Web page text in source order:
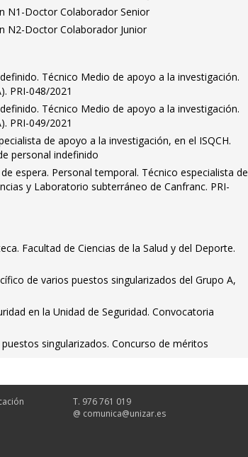
N1-Doctor Colaborador Senior
N2-Doctor Colaborador Junior
Técnico Medio de apoyo a la investigación.
PRI-048/2021
Técnico Medio de apoyo a la investigación.
PRI-049/2021
de apoyo a la investigación, en el ISQCH.
personal indefinido
espera. Personal temporal. Técnico especialista de
y Laboratorio subterráneo de Canfranc. PRI-
Facultad de Ciencias de la Salud y del Deporte.
de varios puestos singularizados del Grupo A,
en la Unidad de Seguridad. Convocatoria
singularizados. Concurso de méritos
T. 976 761 019
@ comunica@unizar.es